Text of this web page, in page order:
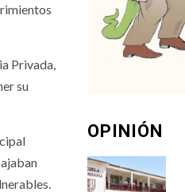
Privada,
su
OPINIÓN